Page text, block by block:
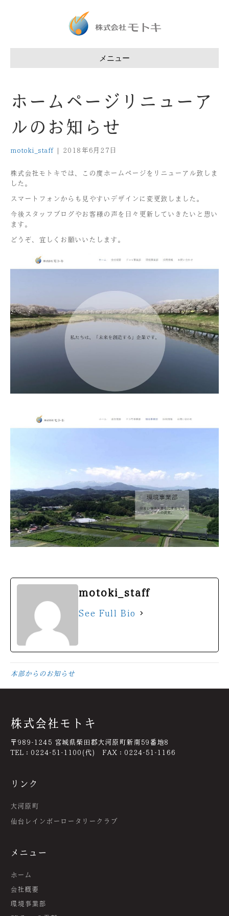
メニュー
ホームページリニューア
ルのお知らせ
motoki_staff | 2018年6月27日
株式会社モトキでは、この度ホームページをリニューアル致しま
した。
スマートフォンからも見やすいデザインに変更致しました。
今後スタッフブログやお客様の声を日々更新していきたいと思い
ます。
どうぞ、宜しくお願いいたします。
motoki_staff
See Full Bio
本部からのお知らせ
株式会社モトキ
〒989-1245 宮城県柴田郡大河原町新南59番地8
TEL：0224-51-1100(代) FAX：0224-51-1166
リンク
大河原町
仙台レインボーロータリークラブ
メニュー
ホーム
会社概要
環境事業部